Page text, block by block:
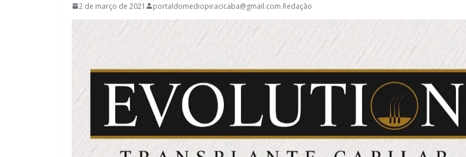
2 de março de 2021 portaldomediopiracicaba@gmail.com Redação